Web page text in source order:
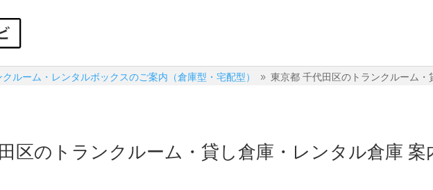
ルーム・レンタルボックスのご案内（倉庫型・宅配型） 9 東京都 千代田区のトランクルーム
区のトランクルーム・貸し倉庫・レンタル倉庫 案